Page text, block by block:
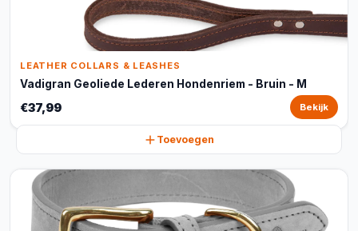
LEATHER COLLARS & LEASHES
Vadigran Geoliede Lederen Hondenriem - Bruin - M
€37,99 Bekijk
Toevoegen